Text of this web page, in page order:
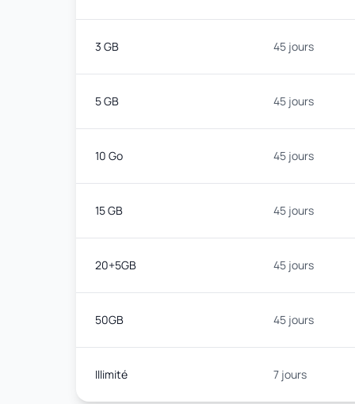
3 GB 45 jours
5 GB 45 jours
10 Go 45 jours
15 GB 45 jours
20+5GB 45 jours
50GB 45 jours
Illimité 7 jours